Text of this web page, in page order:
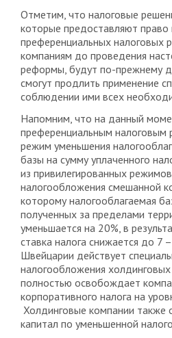
Отметим, что налоговые
которые предоставляют право
преференциальных налоговых
компаниям до проведения
реформы, будут по-прежнему
смогут продлить применение
соблюдении ими всех
Напомним, что на данный
преференциальным налоговым
режим уменьшения
базы на сумму уплаченного
из привилегированных
налогообложения смешанной
которому налогооблагаемая
полученных за пределами
уменьшается на 20%, в
ставка налога снижается до 7
Швейцарии действует
налогообложения
полностью освобождает
корпоративного налога на
Холдинговые компании также
капитал по уменьшенной